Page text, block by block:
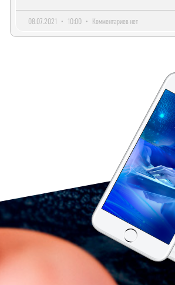
08.07.2021 10:00 Комментариев нет